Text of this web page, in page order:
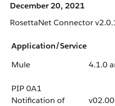
December 20, 2021
RosettaNet Connector
Application/Service
Mule
4.1.0
PIP 0A1
Notification of
v02.00